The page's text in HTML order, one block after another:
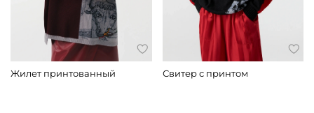
Жилет принтованный Свитер с принтом